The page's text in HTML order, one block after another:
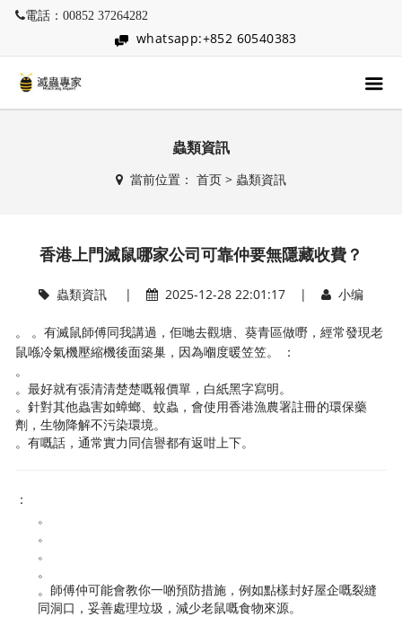
電話：00852 37264282
whatsapp:+852 60540383
蟲類資訊
當前位置： 首页> 蟲類資訊
香港上門滅鼠哪家公司可靠仲要無隱藏收費？
蟲類資訊| 2025-12-28 22:01:17 | 小编
。 。有滅鼠師傅同我講過，佢哋去觀塘、葵青區做嘢，經常發現老
鼠喺冷氣機壓縮機後面築巢，因為嗰度暖笠笠。 ：
。
。最好就有張清清楚楚嘅報價單，白紙黑字寫明。
。針對其他蟲害如蟑螂、蚊蟲，會使用香港漁農署註冊的環保藥
劑，生物降解不污染環境。
。有嘅話，通常實力同信譽都有返咁上下。
：
。
。
。
。
。師傅仲可能會教你一啲預防措施，例如點樣封好屋企嘅裂縫
同洞口，妥善處理垃圾，減少老鼠嘅食物來源。